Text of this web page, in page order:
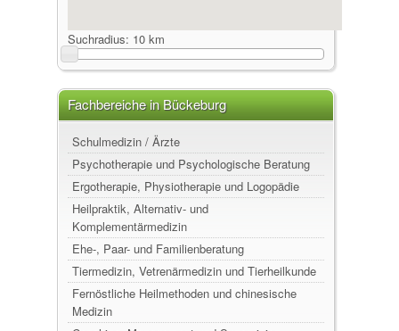
Suchradius: 10 km
Fachbereiche in Bückeburg
Schulmedizin / Ärzte
Psychotherapie und Psychologische Beratung
Ergotherapie, Physiotherapie und Logopädie
Heilpraktik, Alternativ- und
Komplementärmedizin
Ehe-, Paar- und Familienberatung
Tiermedizin, Vetrenärmedizin und Tierheilkunde
Fernöstliche Heilmethoden und chinesische
Medizin